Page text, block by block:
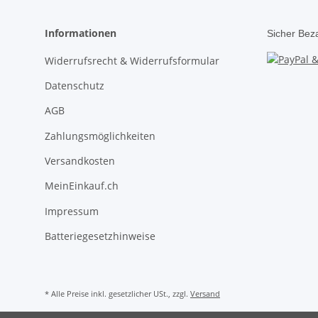
Informationen
Widerrufsrecht & Widerrufsformular
Datenschutz
AGB
Zahlungsmöglichkeiten
Versandkosten
MeinEinkauf.ch
Impressum
Batteriegesetzhinweise
Sicher
* Alle Preise inkl. gesetzlicher USt., zzgl. Versand